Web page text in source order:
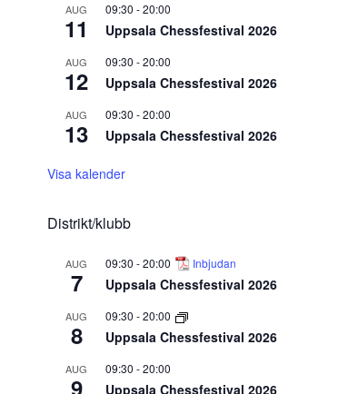
AUG
11
09:30 -20:00
Uppsala Chessfestival 2026
AUG
12
09:30 -20:00
Uppsala Chessfestival 2026
AUG
13
09:30 -20:00
Uppsala Chessfestival 2026
Visa kalender
Distrikt/klubb
AUG
7
09:30 -20:00 Inbjudan
Uppsala Chessfestival 2026
AUG
8
09:30 -20:00
Uppsala Chessfestival 2026
AUG
9
09:30 -20:00
Uppsala Chessfestival 2026